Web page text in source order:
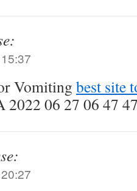
Vomiting best site
2022 06 27 06 47